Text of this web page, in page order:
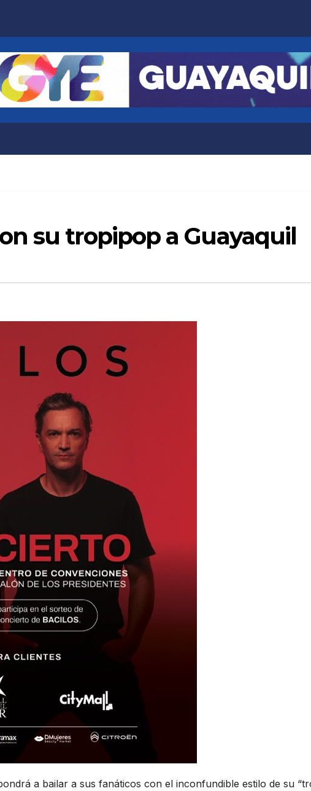
su tropipop a Guayaquil
a bailar a sus fanáticos con el inconfundible estilo de su